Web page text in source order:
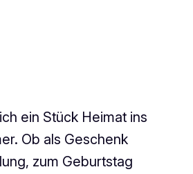
ein Stück Heimat ins
Ob als Geschenk
zum Geburtstag